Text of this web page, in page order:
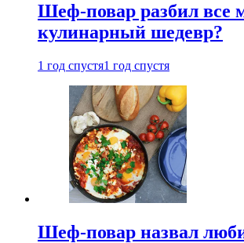
Шеф-повар разбил все
кулинарный шедевр?
1 год спустя1 год спустя
Шеф-повар назвал